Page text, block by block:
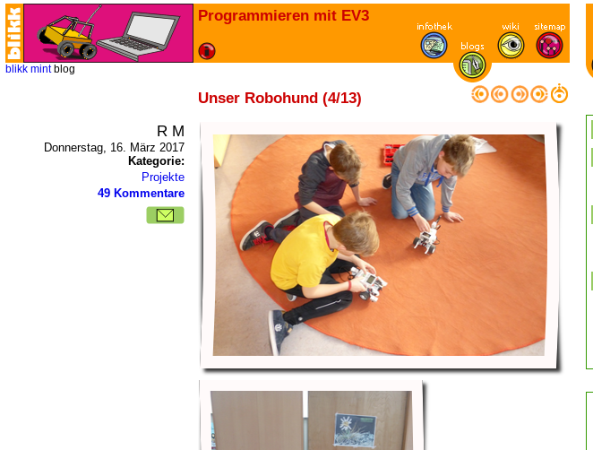
Programmieren mit EV3
blikk mint blog
Unser Robohund (4/13)
R M
Donnerstag, 16. März 2017
Kategorie:
Projekte
49 Kommentare